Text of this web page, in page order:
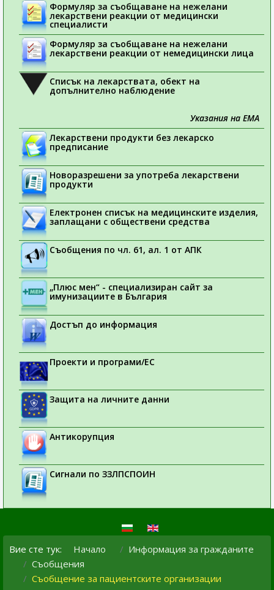
Формуляр за съобщаване на нежелани
лекарствени реакции от медицински
специалисти
Формуляр за съобщаване на нежелани
лекарствени реакции от немедицински лица
Списък на лекарствата, обект на
допълнително наблюдение
Указания на ЕМА
Лекарствени продукти без лекарско
предписание
Новоразрешени за употреба лекарствени
продукти
Електронен списък на медицинските изделия,
заплащани с обществени средства
Съобщения по чл. 61, ал. 1 от АПК
„Плюс мен“ - специализиран сайт за
имунизациите в България
Достъп до информация
Проекти и програми/ЕС
Защита на личните данни
Антикорупция
Сигнали по ЗЗЛПСПОИН
Вие сте тук: Начало
Информация за гражданите
Съобщения
Съобщение за пациентските организации